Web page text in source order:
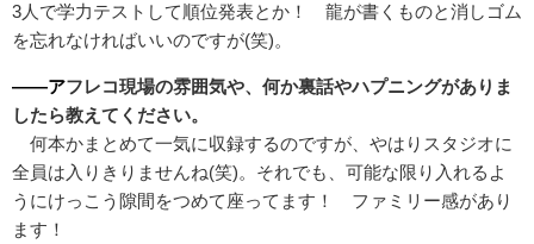
3人で学力テストして順位発表とか！ 龍が書くものと消しゴム
を忘れなければいいのですが(笑)。
――アフレコ現場の雰囲気や、何か裏話やハプニングがありま
したら教えてください。
何本かまとめて一気に収録するのですが、やはりスタジオに
全員は入りきりませんね(笑)。それでも、可能な限り入れるよ
うにけっこう隙間をつめて座ってます！ ファミリー感があり
ます！